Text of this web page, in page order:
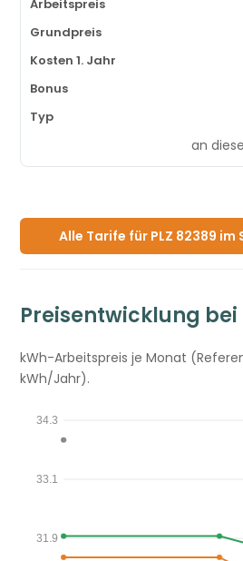
an
Alle Tarife für PLZ 82389
Preisentwicklung bei
kWh-Arbeitspreis je Monat
kWh/Jahr).